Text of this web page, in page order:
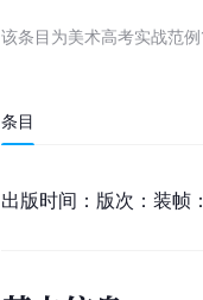
该条目为美术高考实战范
条目
出版时间：版次：装帧